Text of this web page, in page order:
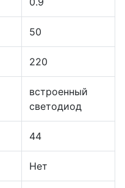
50
220
встроенный
светодиод
44
Нет